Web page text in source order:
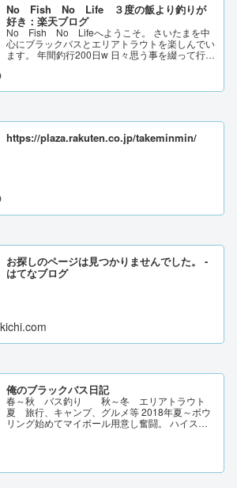
No Fish No Life ３度の飯より釣りが
好き：楽天ブログ
No Fish No Lifeへようこそ。 さいたまを中
心にブラックバスとエリアトラウトを楽しんでい
ます。 年間釣行200日w 日々思う事を綴って行き
https://plaza.rakuten.co.jp/takeminmin/
お探しのページは見つかりませんでした。 -
はてなブログ
俺のブラックバス日記
春～秋 バス釣り 秋～冬 エリアトラウト
夏 旅行、キャンプ、グルメ等 2018年夏～ボウ
リング始めてマイボール用意し奮闘。 ハイスコ